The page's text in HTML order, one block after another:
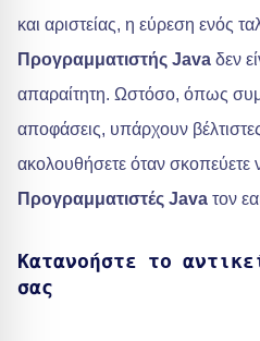
και αριστείας, η εύρεση ενός
Προγραμματιστής Java δεν
απαραίτητη. Ωστόσο, όπως
αποφάσεις, υπάρχουν
ακολουθήσετε όταν
Προγραμματιστές Java τον
Κατανοήστε το
σας